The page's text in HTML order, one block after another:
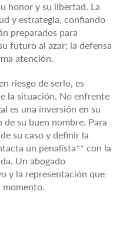
honor y su libertad. La
y estrategia, confiando
preparados para
futuro al azar; la defensa
atención.
riesgo de serlo, es
la situación. No enfrente
es una inversión en su
su buen nombre. Para
su caso y definir la
un penalista** con la
Un abogado
y la representación que
momento.